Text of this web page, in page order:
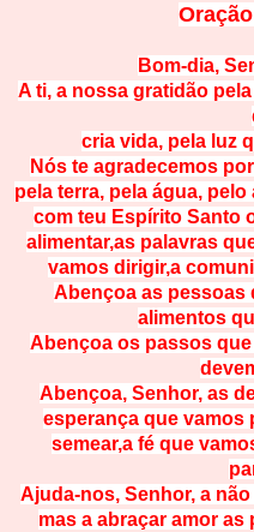
Bom-dia,
A ti, a nossa gratidão
cria vida, pela luz
Nós te agradecemos
pela terra, pela água,
com teu Espírito Santo
alimentar,as palavras
vamos dirigir,a
Abençoa as pessoas
alimentos
Abençoa os passos
Abençoa, Senhor, as
esperança que vamos
semear,a fé que
Ajuda-nos, Senhor, a
mas a abraçar amor